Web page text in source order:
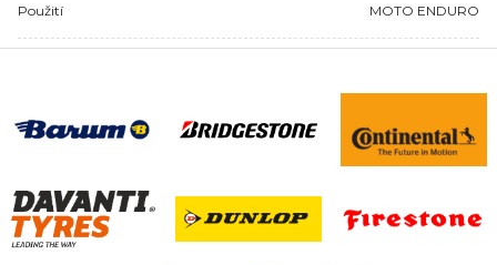
Použití MOTO ENDURO